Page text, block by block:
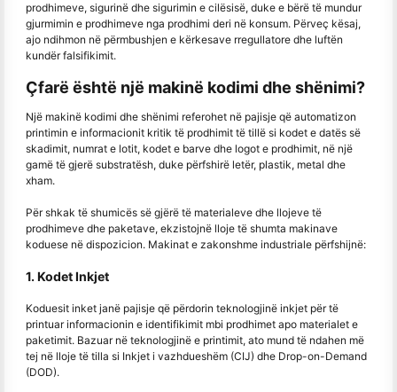
prodhimeve, sigurinë dhe sigurimin e cilësisë, duke e bërë të mundur
gjurmimin e prodhimeve nga prodhimi deri në konsum. Përveç kësaj,
ajo ndihmon në përmbushjen e kërkesave rregullatore dhe luftën
kundër falsifikimit.
Çfarë është një makinë kodimi dhe shënimi?
Një makinë kodimi dhe shënimi referohet në pajisje që automatizon
printimin e informacionit kritik të prodhimit të tillë si kodet e datës së
skadimit, numrat e lotit, kodet e barve dhe logot e prodhimit, në një
gamë të gjerë substratësh, duke përfshirë letër, plastik, metal dhe
xham.
Për shkak të shumicës së gjërë të materialeve dhe llojeve të
prodhimeve dhe paketave, ekzistojnë lloje të shumta makinave
koduese në dispozicion. Makinat e zakonshme industriale përfshijnë:
1. Kodet Inkjet
Koduesit inket janë pajisje që përdorin teknologjinë inkjet për të
printuar informacionin e identifikimit mbi prodhimet apo materialet e
paketimit. Bazuar në teknologjinë e printimit, ato mund të ndahen më
tej në lloje të tilla si Inkjet i vazhdueshëm (CIJ) dhe Drop-on-Demand
(DOD).